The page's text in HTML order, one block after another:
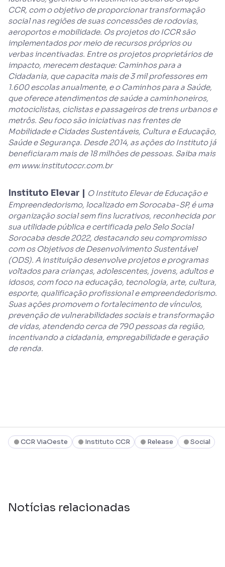
CCR, com o objetivo de proporcionar transformação
social nas regiões de suas concessões de rodovias,
aeroportos e mobilidade. Os projetos do ICCR são
implementados por meio de recursos próprios ou
verbas incentivadas. Entre os projetos proprietários de
impacto, merecem destaque: Caminhos para a
Cidadania, que capacita mais de 3 mil professores em
1.600 escolas anualmente, e o Caminhos para a Saúde,
que oferece atendimentos de saúde a caminhoneiros,
motociclistas, ciclistas e passageiros de trens urbanos e
metrôs. Seu foco são iniciativas nas frentes de
Mobilidade e Cidades Sustentáveis, Cultura e Educação,
Saúde e Segurança. Desde 2014, as ações do Instituto já
beneficiaram mais de 18 milhões de pessoas. Saiba mais
em www.institutoccr.com.br
Instituto Elevar | O Instituto Elevar de Educação e
Empreendedorismo, localizado em Sorocaba-SP, é uma
organização social sem fins lucrativos, reconhecida por
sua utilidade pública e certificada pelo Selo Social
Sorocaba desde 2022, destacando seu compromisso
com os Objetivos de Desenvolvimento Sustentável
(ODS). A instituição desenvolve projetos e programas
voltados para crianças, adolescentes, jovens, adultos e
idosos, com foco na educação, tecnologia, arte, cultura,
esporte, qualificação profissional e empreendedorismo.
Suas ações promovem o fortalecimento de vínculos,
prevenção de vulnerabilidades sociais e transformação
de vidas, atendendo cerca de 790 pessoas da região,
incentivando a cidadania, empregabilidade e geração
de renda.
CCR ViaOeste Instituto CCR Release Social
Notícias relacionadas